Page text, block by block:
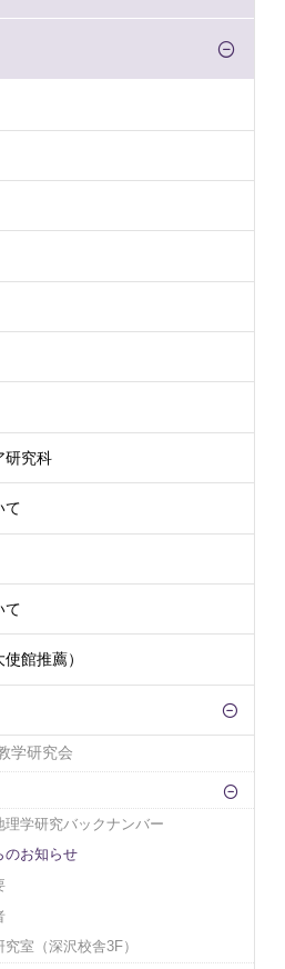
研究科
て
て
館推薦）
学研究会
学研究バックナンバー
のお知らせ
室（深沢校舎3F）